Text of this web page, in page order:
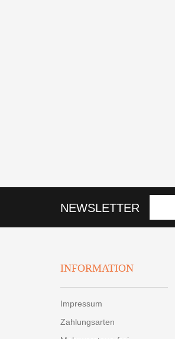
NEWSLETTER
INFORMATION
Impressum
Zahlungsarten